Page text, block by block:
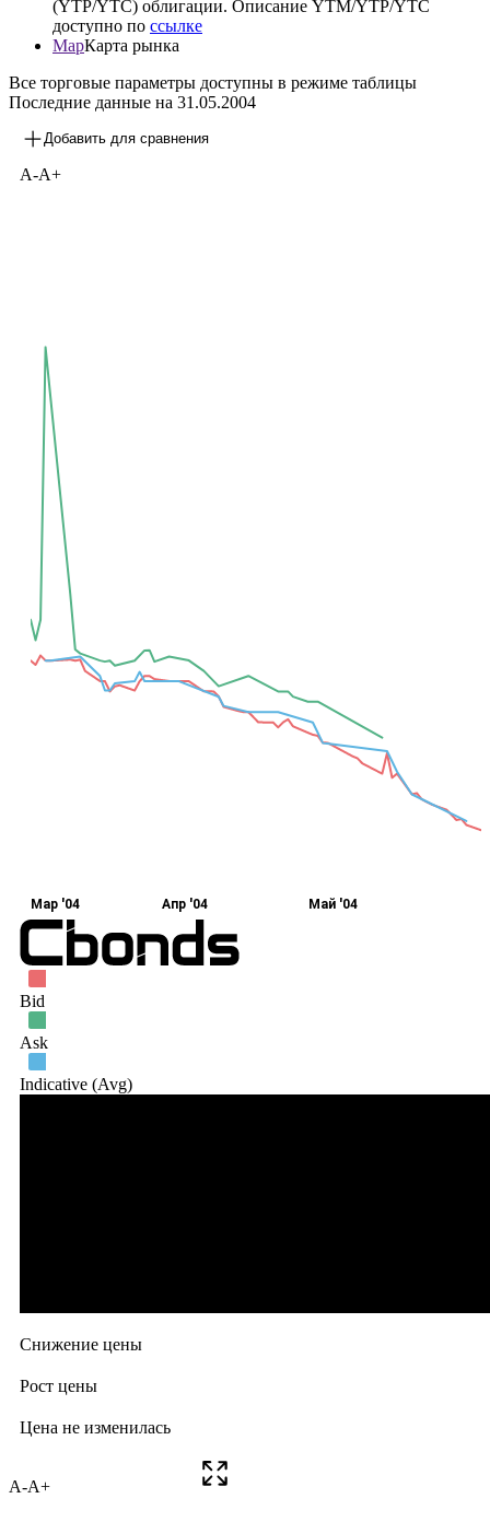
(YTP/YTC) облигации. Описание YTM/YTP/YTC
доступно по ссылке
MapКарта рынка
Все торговые параметры доступны в режиме таблицы
Последние данные на 31.05.2004
Добавить для сравнения
A-A+